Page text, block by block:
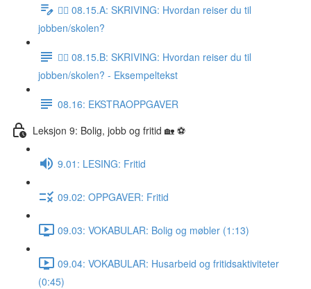
✍🏼 08.15.A: SKRIVING: Hvordan reiser du til
jobben/skolen?
✍🏼 08.15.B: SKRIVING: Hvordan reiser du til
jobben/skolen? - Eksempeltekst
08.16: EKSTRAOPPGAVER
Leksjon 9: Bolig, jobb og fritid 🏡 ⚽️
9.01: LESING: Fritid
09.02: OPPGAVER: Fritid
09.03: VOKABULAR: Bolig og møbler (1:13)
09.04: VOKABULAR: Husarbeid og fritidsaktiviteter
(0:45)